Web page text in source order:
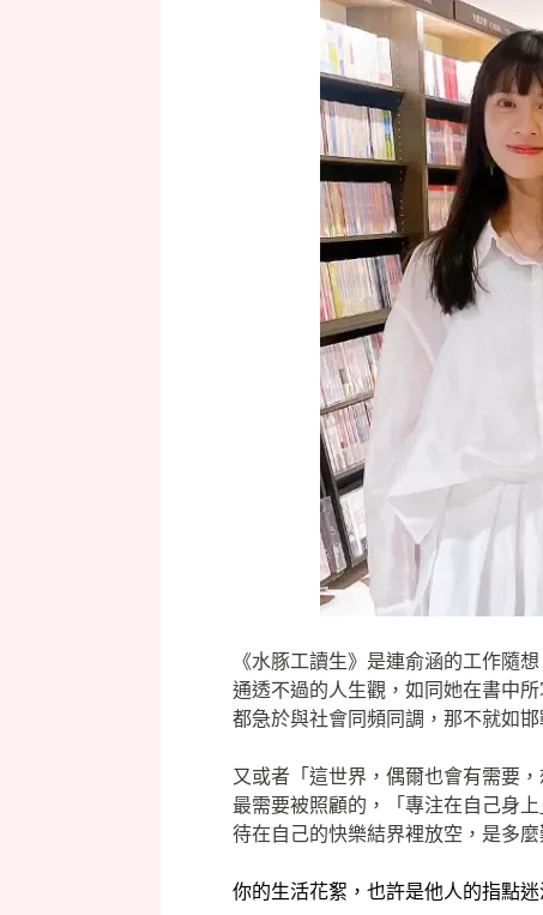
《水豚工讀生》是連俞涵的工作隨
通透不過的人生觀，如同她在書中
都急於與社會同頻同調，那不就如
又或者「這世界，偶爾也會有需要
最需要被照顧的，「專注在自己身
待在自己的快樂結界裡放空，是多麼
你的生活花絮，也許是他人的指點迷